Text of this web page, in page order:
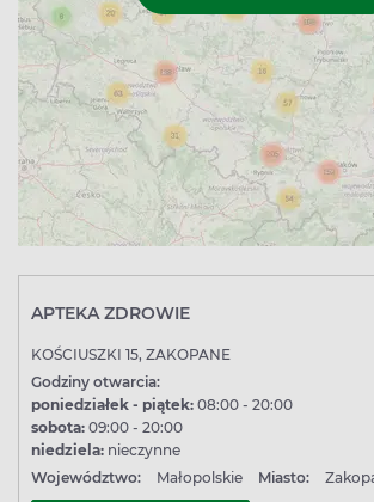
APTEKA ZDROWIE
KOŚCIUSZKI 15, ZAKOPANE
Godziny otwarcia:
poniedziałek - piątek: 08:00 - 20:00
sobota: 09:00 - 20:00
niedziela: nieczynne
Województwo:
Małopolskie Miasto: